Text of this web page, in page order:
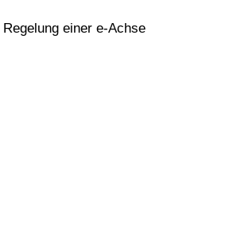
einer e-Achse